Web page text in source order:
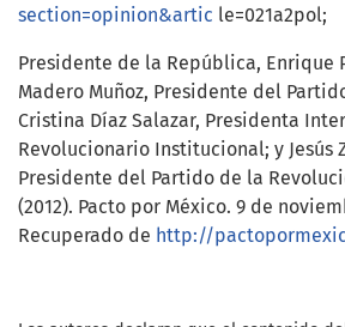
section=opinion&artic le=021a2pol;
Presidente de la República, Enrique
Madero Muñoz, Presidente del
Cristina Díaz Salazar, Presidenta
Revolucionario Institucional; y Jesús
Presidente del Partido de la
(2012). Pacto por México. 9 de
Recuperado de http://